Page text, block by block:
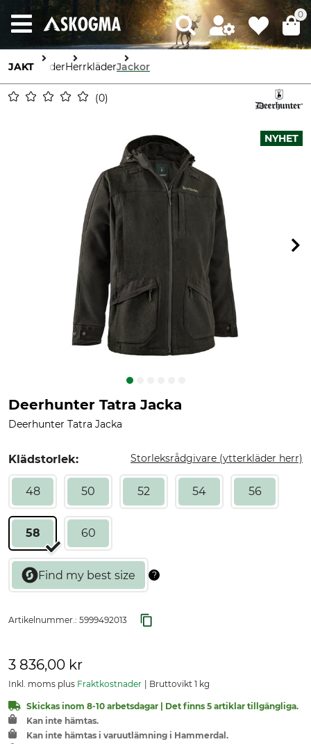
0
JAKT KläderHerrkläderJackor
0
NYHET
Deerhunter Tatra Jacka
Deerhunter Tatra Jacka
Klädstorlek: Storleksrådgivare (ytterkläder herr)
48 50 52 54 56
58 60
Artikelnummer.: 5999492013
3 836,00 kr
Inkl. moms plus Fraktkostnader Bruttovikt 1 kg
Skickas inom 8-10 arbetsdagar | Det finns 5 artiklar tillgängliga.
Kan inte hämtas.
Kan inte hämtas i varuutlämning i Hammerdal.